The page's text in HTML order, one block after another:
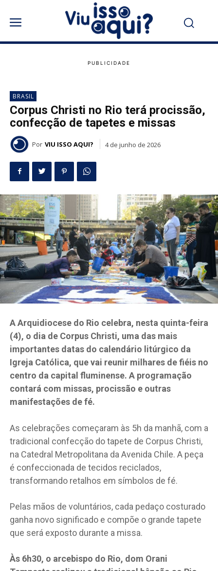
BRASIL
Corpus Christi no Rio terá procissão,
confecção de tapetes e missas
Por VIU ISSO AQUI? 4 de junho de 2026
A Arquidiocese do Rio celebra, nesta quinta-feira
(4), o dia de Corpus Christi, uma das mais
importantes datas do calendário litúrgico da
Igreja Católica, que vai reunir milhares de fiéis no
centro da capital fluminense. A programação
contará com missas, procissão e outras
manifestações de fé.
As celebrações começaram às 5h da manhã, com a
tradicional confecção do tapete de Corpus Christi,
na Catedral Metropolitana da Avenida Chile. A peça
é confeccionada de tecidos reciclados,
transformando retalhos em símbolos de fé.
Pelas mãos de voluntários, cada pedaço costurado
ganha novo significado e compõe o grande tapete
que será exposto durante a missa.
Às 6h30, o arcebispo do Rio, dom Orani